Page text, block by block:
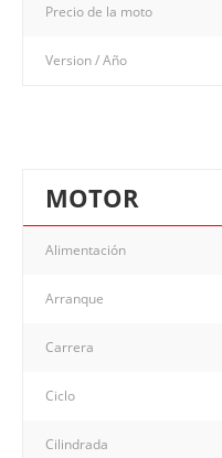
Precio de la moto
Version / Año
MOTOR
Alimentación
Arranque
Carrera
Ciclo
Cilindrada